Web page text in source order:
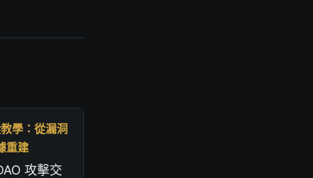
學：從漏洞
重建
攻擊交